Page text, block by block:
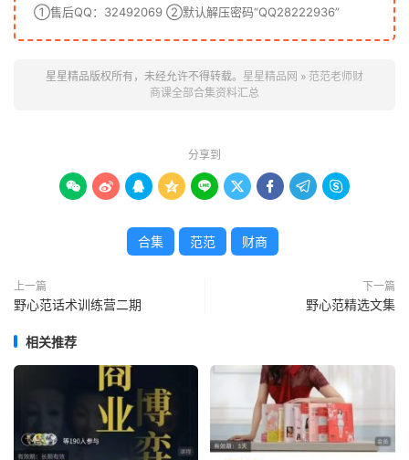
①售后QQ：32492069 ②默认解压密码“QQ28222936”
星星精品版权所有，未经允许不得转载。 星星精品网 » 范范老师财
商课全部合集资料汇总
分享到
        
合集 范范 财商
上一篇
野心范话术训练营二期
下一篇
野心范精选文集
相关推荐